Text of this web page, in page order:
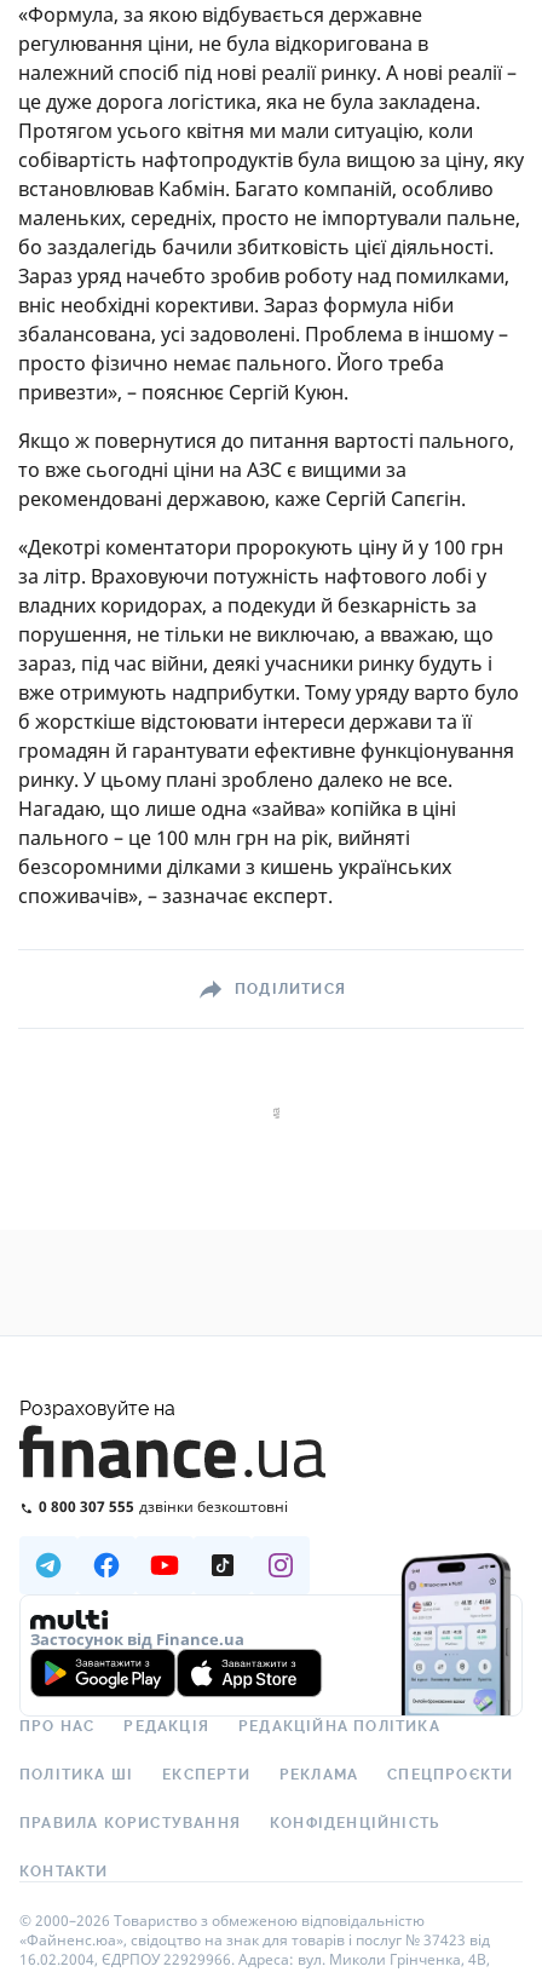
«Формула, за якою відбувається державне
регулювання ціни, не була відкоригована в
належний спосіб під нові реалії ринку. А нові реалії –
це дуже дорога логістика, яка не була закладена.
Протягом усього квітня ми мали ситуацію, коли
собівартість нафтопродуктів була вищою за ціну, яку
встановлював Кабмін. Багато компаній, особливо
маленьких, середніх, просто не імпортували пальне,
бо заздалегідь бачили збитковість цієї діяльності.
Зараз уряд начебто зробив роботу над помилками,
вніс необхідні корективи. Зараз формула ніби
збалансована, усі задоволені. Проблема в іншому –
просто фізично немає пального. Його треба
привезти», – пояснює Сергій Куюн.
Якщо ж повернутися до питання вартості пального,
то вже сьогодні ціни на АЗС є вищими за
рекомендовані державою, каже Сергій Сапєгін.
«Декотрі коментатори пророкують ціну й у 100 грн
за літр. Враховуючи потужність нафтового лобі у
владних коридорах, а подекуди й безкарність за
порушення, не тільки не виключаю, а вважаю, що
зараз, під час війни, деякі учасники ринку будуть і
вже отримують надприбутки. Тому уряду варто було
б жорсткіше відстоювати інтереси держави та її
громадян й гарантувати ефективне функціонування
ринку. У цьому плані зроблено далеко не все.
Нагадаю, що лише одна «зайва» копійка в ціні
пального – це 100 млн грн на рік, вийняті
безсоромними ділками з кишень українських
споживачів», – зазначає експерт.
ПОДІЛИТИСЯ
Розраховуйте на
0 800 307 555 дзвінки безкоштовні
Застосунок від Finance.ua
ПРО НАС РЕДАКЦІЯ РЕДАКЦІЙНА ПОЛІТИКА
ПОЛІТИКА ШІ ЕКСПЕРТИ РЕКЛАМА СПЕЦПРОЄКТИ
ПРАВИЛА КОРИСТУВАННЯ КОНФІДЕНЦІЙНІСТЬ
КОНТАКТИ
© 2000–2026 Товариство з обмеженою відповідальністю
«Файненс.юа», свідоцтво на знак для товарів і послуг № 37423 від
16.02.2004, ЄДРПОУ 22929966. Адреса: вул. Миколи Грінченка, 4В,